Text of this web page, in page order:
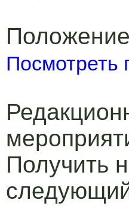
Посмотреть
Получить